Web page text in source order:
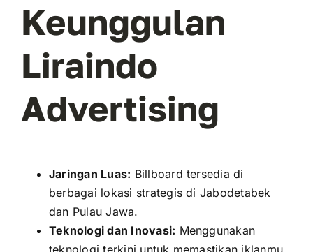
Keunggulan
Liraindo
Advertising
Jaringan Luas: Billboard tersedia di
berbagai lokasi strategis di Jabodetabek
dan Pulau Jawa.
Teknologi dan Inovasi: Menggunakan